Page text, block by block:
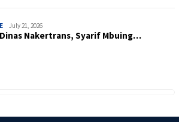
July 21, 2026
Nakertrans, Syarif Mbuing…